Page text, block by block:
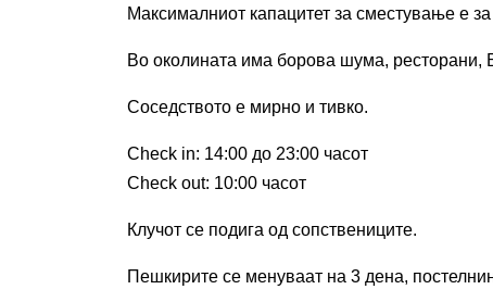
Максималниот капацитет за сместување е
Во околината има борова шума, ресторани,
Соседството е мирно и тивко.
Check in: 14:00 до 23:00 часот
Check out: 10:00 часот
Клучот се подига од сопствениците.
Пешкирите се менуваат на 3 дена,